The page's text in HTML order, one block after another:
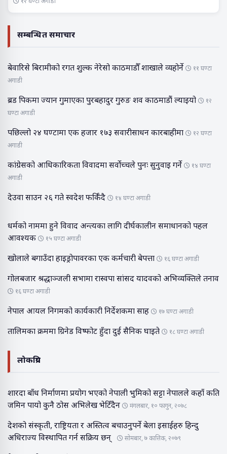
१२ घण्टा अगाडी
सम्बन्धित समाचार
बेवारिसे बिरामीको रगत शुल्क नेरेसो काठमाडौँ शाखाले व्यहोर्ने
११ घण्टा
अगाडी
ब्रड पिकमा ज्यान गुमाएका पुरबहादुर गुरुङ शव काठमाडौं ल्याइयो
१२
घण्टा अगाडी
पछिल्लो २४ घण्टामा एक हजार १७३ सवारीसाधन कारबाहीमा
१२ घण्टा
अगाडी
कांग्रेसको आधिकारिकता विवादमा सर्वोच्चले पुनः सुनुवाइ गर्ने
१४ घण्टा
अगाडी
देउवा साउन २६ गते स्वदेश फर्किँदै १४ घण्टा अगाडी
धर्मको नाममा हुने विवाद अन्त्यका लागि दीर्घकालीन समाधानको पहल
आवश्यक
१५ घण्टा अगाडी
खोलाले बगाउँदा हाइड्रोपावरका एक कर्मचारी बेपत्ता १६ घण्टा अगाडी
गोलबजार श्रद्धाञ्जली सभामा रास्वपा सांसद यादवको अभिव्यक्तिले तनाव
१६ घण्टा अगाडी
नेपाल आयल निगमको कार्यकारी निर्देशकमा साह १७ घण्टा अगाडी
तालिमका क्रममा ग्रिनेड विष्फोट हुँदा दुई सैनिक घाइते १८ घण्टा अगाडी
लोकप्रिय
शारदा बाँध निर्माणमा प्रयोग भएको नेपाली भुमिको सट्टा नेपालले कहाँ कति
जमिन पायो कुनै ठोस अभिलेख भेटिँदैन
मंगलबार, १० फागुन, २०७८
देशको संस्कृती, राष्ट्रियता र अस्तित्व बचाउनुपर्ने बेला इसाईहरु हिन्दु
अधिराज्य विस्थापित गर्न सक्रिय छन्
सोमबार, ७ कात्तिक, २०७९